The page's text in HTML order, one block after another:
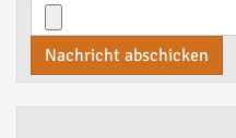
Nachricht abschicken